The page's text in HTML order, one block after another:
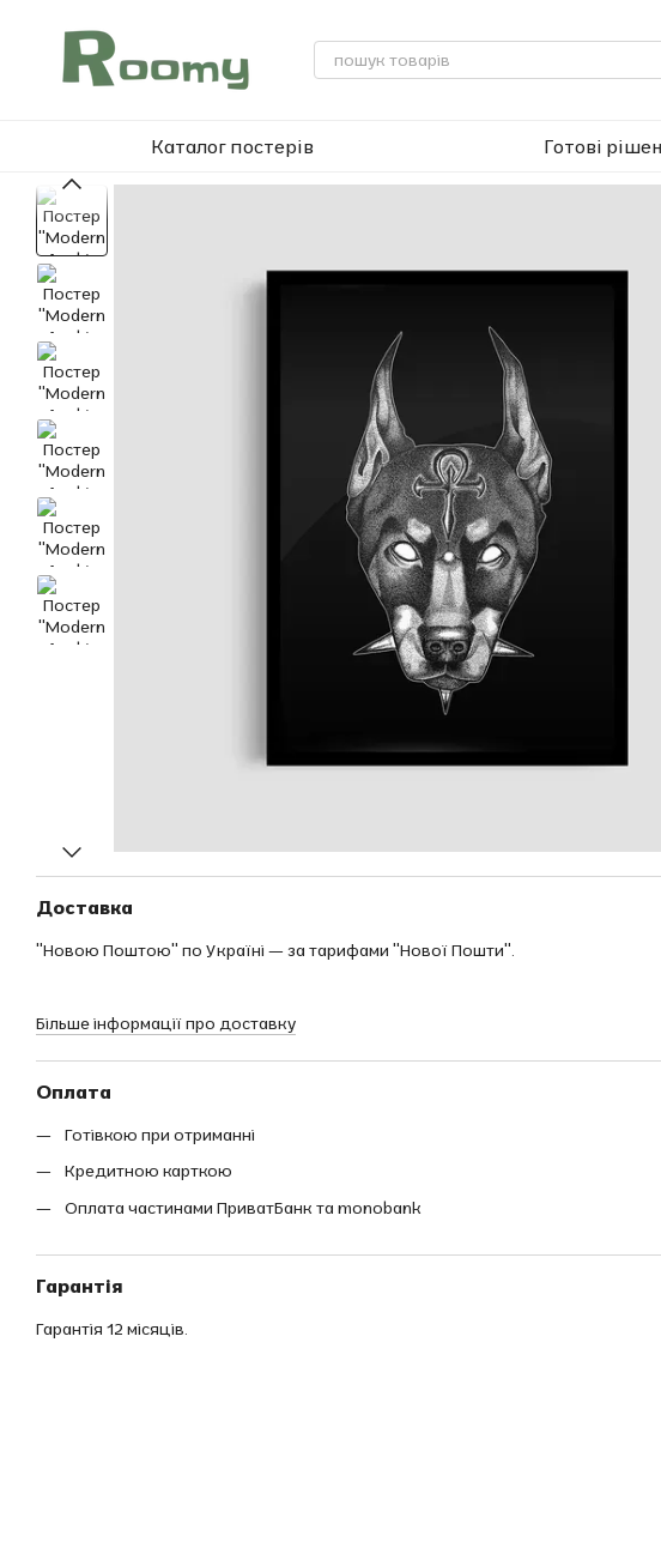
Каталог постерів Готові
Доставка
"Новою Поштою" по Україні — за тарифами "Нової Пошти".
Більше інформації про доставку
Оплата
Готівкою при отриманні
Кредитною карткою
Оплата частинами ПриватБанк та monobank
Гарантія
Гарантія 12 місяців.